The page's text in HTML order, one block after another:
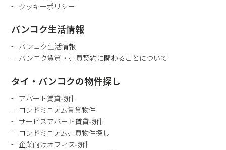
クッキーポリシー
バンコク生活情報
バンコク生活情報
バンコク賃貸・売買契約に関わることについて
タイ・バンコクの物件探し
アパート賃貸物件
コンドミニアム賃貸物件
サービスアパート賃貸物件
コンドミニアム売買物件探し
企業向けオフィス物件